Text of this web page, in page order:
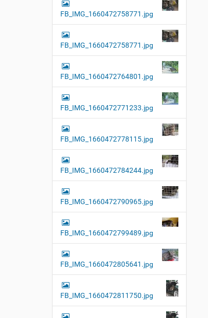
FB_IMG_1660472758771.jpg
FB_IMG_1660472758771.jpg
FB_IMG_1660472764801.jpg
FB_IMG_1660472771233.jpg
FB_IMG_1660472778115.jpg
FB_IMG_1660472784244.jpg
FB_IMG_1660472790965.jpg
FB_IMG_1660472799489.jpg
FB_IMG_1660472805641.jpg
FB_IMG_1660472811750.jpg